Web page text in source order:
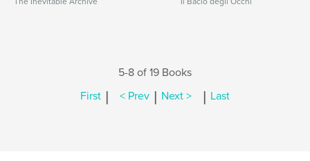
5-8 of 19 Books
First | < Prev | Next > | Last